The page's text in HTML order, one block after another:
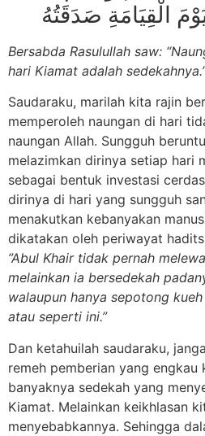
الْقِيَامَةِ صَدَقَتُهُ
Bersabda Rasulullah saw:
hari Kiamat adalah
Saudaraku, marilah kita rajin
memperoleh naungan di hari
naungan Allah. Sungguh
melazimkan dirinya setiap hari
sebagai bentuk investasi
dirinya di hari yang sungguh
menakutkan kebanyakan
dikatakan oleh periwayat
”Abul Khair tidak pernah
melainkan ia bersedekah
walaupun hanya sepotong
atau seperti ini.”
Dan ketahuilah saudaraku,
remeh pemberian yang engkau
banyaknya sedekah yang
Kiamat. Melainkan keikhlasan
menyebabkannya. Sehingga